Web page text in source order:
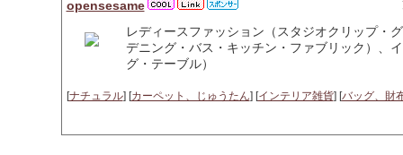
opensesame
レディースファッション（スタジオクリップ・
デニング・バス・キッチン・ファブリック）、
グ・テーブル）
[ナチュラル] [カーペット、じゅうたん] [インテリア雑貨] [バッグ、財